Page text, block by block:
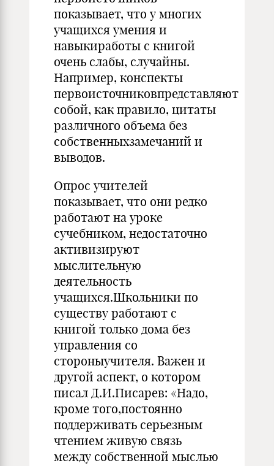
показывает, что у многих
учащихся умения и
навыкиработы с книгой
очень слабы, случайны.
Например, конспекты
первоисточниковпредставляют
собой, как правило, цитаты
различного объема без
собственныхзамечаний и
выводов.
Опрос учителей
показывает, что они редко
работают на уроке
сучебником, недостаточно
активизируют
мыслительную
деятельность
учащихся.Школьники по
существу работают с
книгой только дома без
управления со
стороныучителя. Важен и
другой аспект, о котором
писал Д.И.Писарев: «Надо,
кроме того,постоянно
поддерживать серьезным
чтением живую связь
между собственной мыслью